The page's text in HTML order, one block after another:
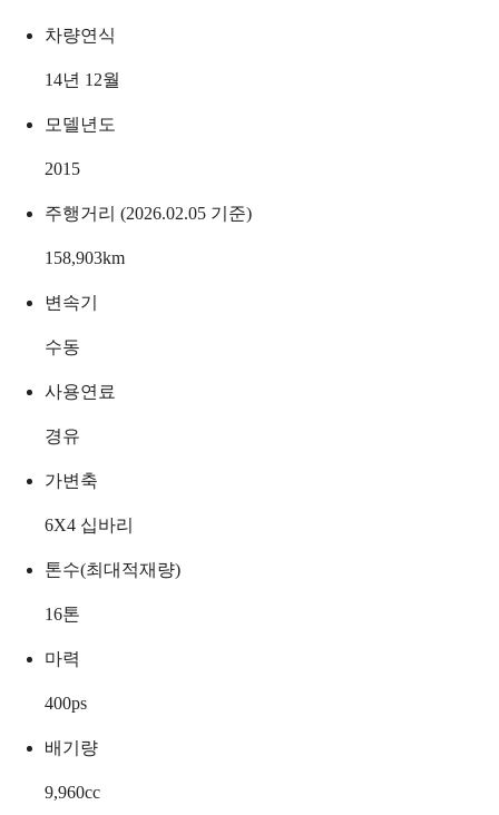
차량연식
14년 12월
모델년도
2015
주행거리 (2026.02.05 기준)
158,903km
변속기
수동
사용연료
경유
가변축
6X4 십바리
톤수(최대적재량)
16톤
마력
400ps
배기량
9,960cc